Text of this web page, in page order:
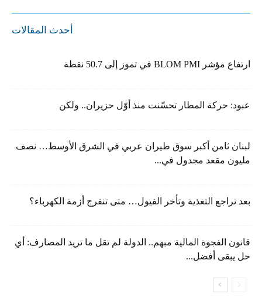
أحدث المقالات
ارتفاع مؤشر BLOM PMI في تموز إلى 50.7 نقطة
عبود: حركة المطار تحسّنت منذ أوّل حزيران.. ولكن
لبنان ثامن أكبر سوق طيران عربي في الشرق الأوسط… نصف
مليون مقعد مجدول في...
بعد تراجع التغذية وتأخر الفيول… متى تنفرج أزمة الكهرباء؟
قانون الفجوة المالية مبهم.. الدولة لم تقل ما تريد المصارف: أي
حل يبقى أفضل...